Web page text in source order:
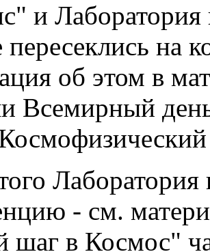
и Лаборатория
на
об этом в
Всемирный
- см.
шаг в Космос"